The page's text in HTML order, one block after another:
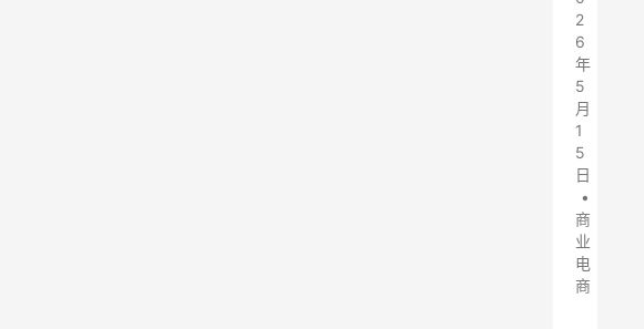
2
6
年
5
月
1
5
日
•
商
业
电
商